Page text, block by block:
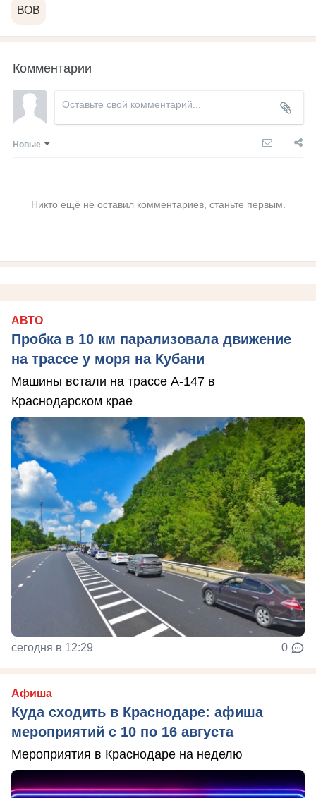
ВОВ
Комментарии
Новые
Никто ещё не оставил комментариев, станьте первым.
АВТО
Пробка в 10 км парализовала движение
на трассе у моря на Кубани
Машины встали на трассе А-147 в
Краснодарском крае
сегодня в 12:29 0
Афиша
Куда сходить в Краснодаре: афиша
мероприятий с 10 по 16 августа
Мероприятия в Краснодаре на неделю